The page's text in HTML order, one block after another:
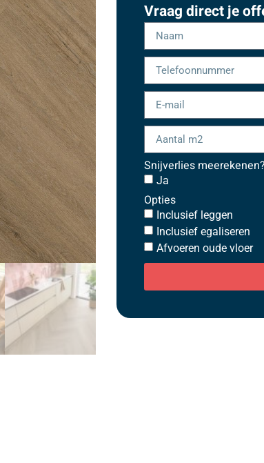
Vraag direct je
Snijverlies meerekenen?
Ja
Opties
Inclusief leggen
Inclusief egaliseren
Afvoeren oude vloer